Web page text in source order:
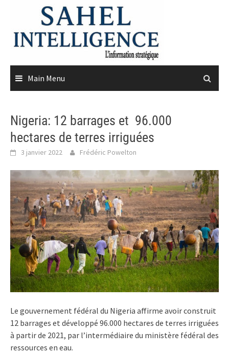
content
Main Menu
Nigeria: 12 barrages et 96.000
hectares de terres irriguées
3 janvier 2022 Frédéric Powelton
Le gouvernement fédéral du Nigeria affirme avoir construit
12 barrages et développé 96.000 hectares de terres irriguées
à partir de 2021, par l’intermédiaire du ministère fédéral des
ressources en eau.